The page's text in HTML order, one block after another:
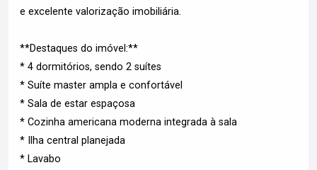
e excelente valorização imobiliária.
**Destaques do imóvel:**
* 4 dormitórios, sendo 2 suítes
* Suíte master ampla e confortável
* Sala de estar espaçosa
* Cozinha americana moderna integrada à sala
* Ilha central planejada
* Lavabo